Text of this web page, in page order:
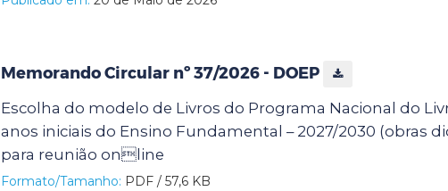
Memorando Circular nº 37/2026 - DOEP
Escolha do modelo de Livros do Programa Nacional do
anos iniciais do Ensino Fundamental – 2027/2030 (obras
para reunião online
Formato/Tamanho: PDF / 57,6 KB